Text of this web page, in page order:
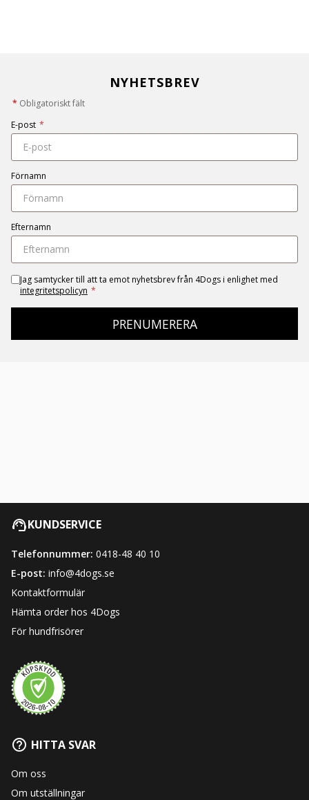
NYHETSBREV
* Obligatoriskt fält
E-post *
Förnamn
Efternamn
Jag samtycker till att ta emot nyhetsbrev från 4Dogs i enlighet med
integritetspolicyn *
PRENUMERERA
KUNDSERVICE
Telefonnummer: 0418-48 40 10
E-post: info@4dogs.se
Kontaktformulär
Hämta order hos 4Dogs
För hundfrisörer
HITTA SVAR
Om oss
Om utställningar